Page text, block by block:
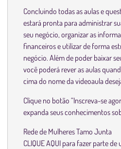
Concluindo todas as aulas e
estará pronta para administrar
seu negócio, organizar as
financeiros e utilizar de forma
negócio. Além de poder baixar
você poderá rever as aulas
cima do nome da videoaula
Clique no botão “Inscreva-se
expanda seus conhecimentos
Rede de Mulheres Tamo Junta
CLIQUE AQUI para fazer parte de